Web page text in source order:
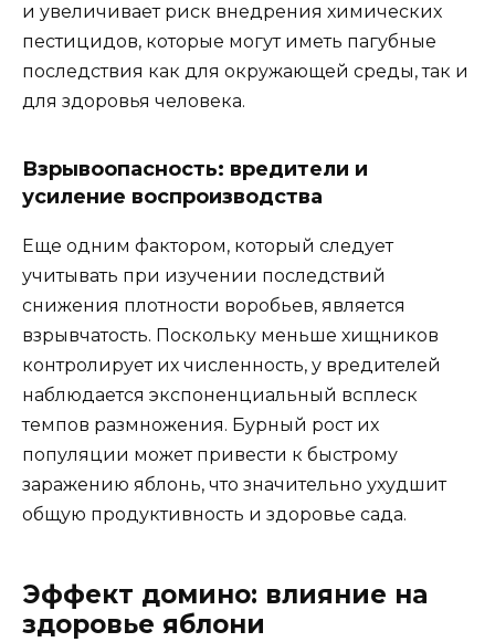
и увеличивает риск внедрения химических
пестицидов, которые могут иметь пагубные
последствия как для окружающей среды, так и
для здоровья человека.
Взрывоопасность: вредители и
усиление воспроизводства
Еще одним фактором, который следует
учитывать при изучении последствий
снижения плотности воробьев, является
взрывчатость. Поскольку меньше хищников
контролирует их численность, у вредителей
наблюдается экспоненциальный всплеск
темпов размножения. Бурный рост их
популяции может привести к быстрому
заражению яблонь, что значительно ухудшит
общую продуктивность и здоровье сада.
Эффект домино: влияние на
здоровье яблони